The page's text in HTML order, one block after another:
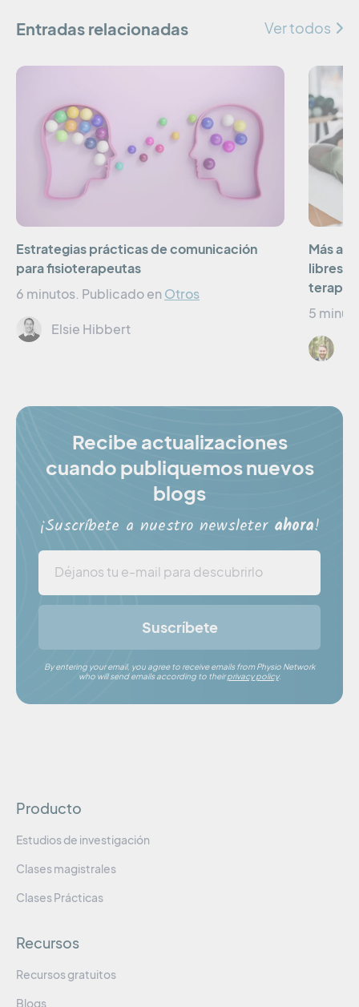
Entradas relacionadas Ver todos
Estrategias prácticas de comunicación
para fisioterapeutas
6 minutos. Publicado en Otros
Elsie Hibbert
Más
libres):
terapia
5
Recibe actualizaciones
cuando publiquemos nuevos
blogs
¡Suscríbete a nuestro newsleter ahora!
Suscríbete
By entering your email, you agree to receive emails from Physio Network
who will send emails according to theirprivacy policy.
Producto
Estudios de investigación
Clases magistrales
Clases Prácticas
Recursos
Recursos gratuitos
Blogs